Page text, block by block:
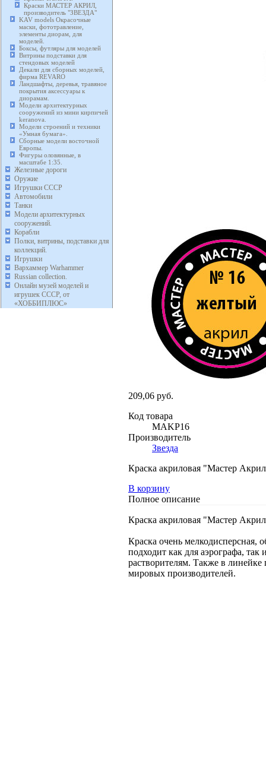
Краски МАСТЕР АКРИЛ,
производитель "ЗВЕЗДА"
KAV models Окрасочные
маски, фототравление,
элементы диорам, для
моделей.
Боксы, футляры для моделей
Витрины подставки для
стендовых моделей
Декали для сборных моделей,
фирма REVARO
Ландшафты, деревья, травяное
покрытия аксессуары к
диорамам.
Модели архитектурных
сооружений из мини кирпичей
keranova.
Модели строений и техники
«Умная бумага».
Сборные модели восточной
Европы.
Фигуры оловянные, в
масштабе 1:35.
Железные дороги
Оружие
Игрушки СССР
Автомобили
Танки
Модели архитектурных
сооружений.
Корабли
Полки, витрины, подставки для
коллекций.
Игрушки
Вархаммер Warhammer
Russian collection.
Онлайн музей моделей и
игрушек СССР, от
«ХОББИПЛЮС»
209,06 руб.
Код товара
MAKP16
Производитель
Звезда
Краска акриловая "Мастер
В корзину
Полное описание
Краска акриловая "Мастер
Краска очень мелкодисперсная,
подходит как для аэрографа,
растворителям. Также в
мировых производителей.